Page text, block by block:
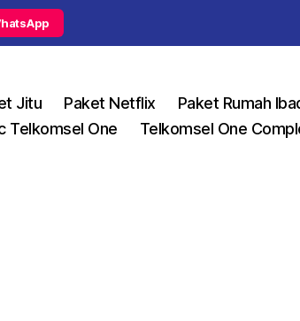
Jitu Paket Netflix
Paket Rumah
Telkomsel One
Telkomsel One